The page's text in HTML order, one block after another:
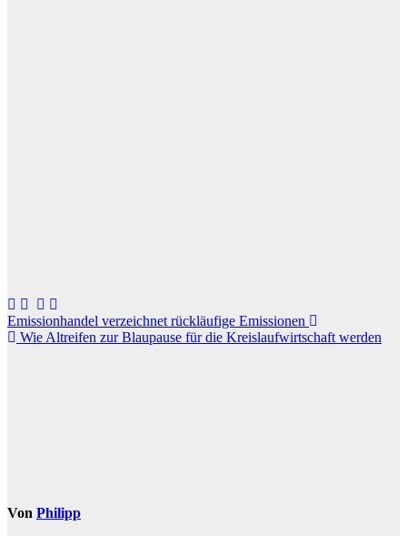
Beitragsnavigation
Emissionhandel verzeichnet rückläufige Emissionen
Wie Altreifen zur Blaupause für die Kreislaufwirtschaft werden
Von Philipp